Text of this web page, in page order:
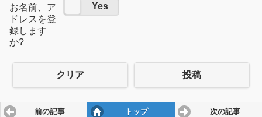
お名前、ア
ドレスを登
録します
か?
No Yes
クリア 投稿
前の記事 トップ 次の記事